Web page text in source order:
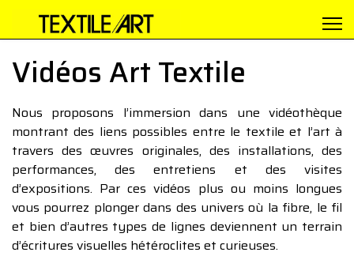
Vidéos Art Textile
Nous proposons l’immersion dans une vidéothèque
montrant des liens possibles entre le textile et l’art à
travers des œuvres originales, des installations, des
performances, des entretiens et des visites
d’expositions. Par ces vidéos plus ou moins longues
vous pourrez plonger dans des univers où la fibre, le fil
et bien d’autres types de lignes deviennent un terrain
d’écritures visuelles hétéroclites et curieuses.